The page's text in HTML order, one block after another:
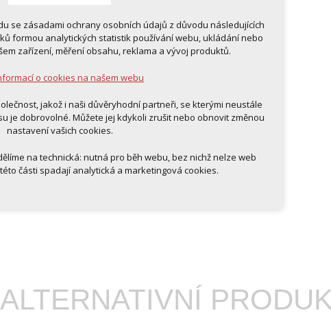
ALTERNATIVNÍ
případná přihlášení, volby jazyka, apod.
vyhodnocení návštěvnosti
Ecomail, Sklik, Smartsupp, Heureka)
o cookies na našem webu
se zásadami ochrany osobních údajů z důvodu následujících
formou analytických statistik používání webu, ukládání nebo
zařízení, měření obsahu, reklama a vývoj produktů.
o cookies na našem webu
jakož i naši důvěryhodní partneři, se kterými neustále
je dobrovolné. Můžete jej kdykoli zrušit nebo obnovit změnou
nastavení vašich cookies.
na technická: nutná pro běh webu, bez nichž nelze web
části spadají analytická a marketingová cookies.